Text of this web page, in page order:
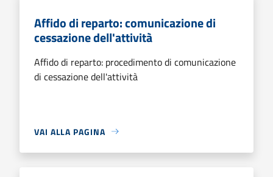
Affido di reparto: comunicazione di
cessazione dell'attività
Affido di reparto: procedimento di comunicazione
di cessazione dell'attività
VAI ALLA PAGINA